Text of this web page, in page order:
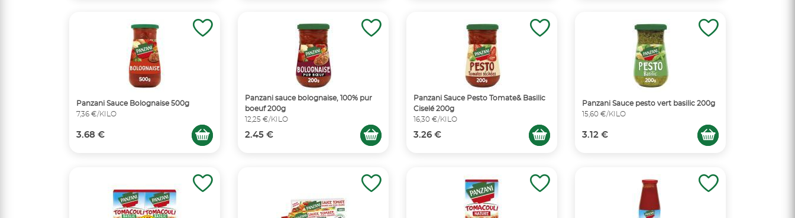
Panzani Sauce Bolognaise 500g
7,36 €/KILO
3.68 €
Panzani sauce bolognaise, 100% pur
boeuf 200g
12,25 €/KILO
2.45 €
Panzani Sauce Pesto Tomate& Basilic
Ciselé 200g
16,30 €/KILO
3.26 €
Panzani Sauce pesto vert basilic 200g
15,60 €/KILO
3.12 €